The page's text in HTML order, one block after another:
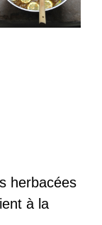
herbacées
à la